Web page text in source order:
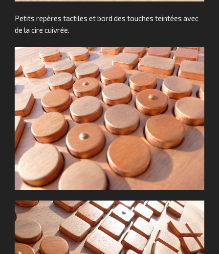
Petits repères tactiles et bord des touches teintées avec
de la cire cuivrée.